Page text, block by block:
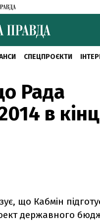
СПЕЦПРОЄКТИ
Рада
в
що Кабмін
державного